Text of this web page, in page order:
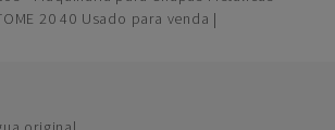
20 40 Usado para venda |